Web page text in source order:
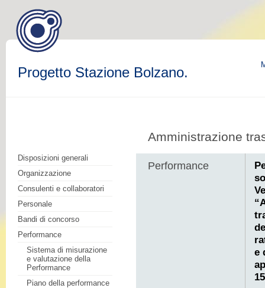
Progetto Stazione Bolzano.
Disposizioni generali
Organizzazione
Consulenti e collaboratori
Personale
Bandi di concorso
Performance
Sistema di misurazione
e valutazione della
Performance
Piano della performance
Amministrazione
Performance
e